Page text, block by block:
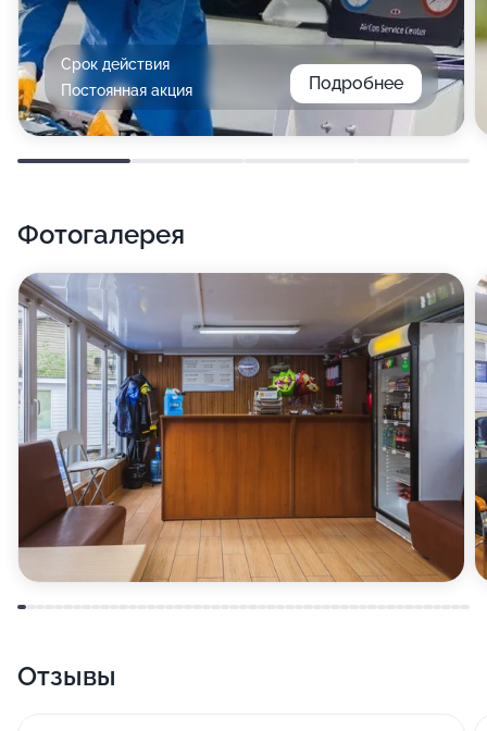
Срок действия
Постоянная акция
Подробнее
Фотогалерея
Отзывы